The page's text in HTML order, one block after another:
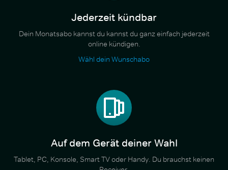
Jederzeit kündbar
Dein Monatsabo kannst du kannst du ganz einfach jederzeit
online kündigen.
Wähl dein Wunschabo
Auf dem Gerät deiner Wahl
Tablet, PC, Konsole, Smart TV oder Handy. Du brauchst keinen